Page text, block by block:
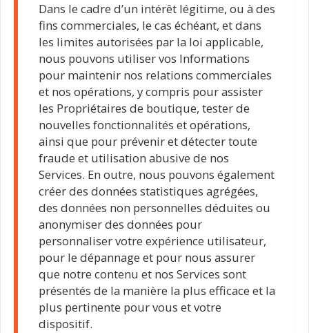
Dans le cadre d’un intérêt légitime, ou à des
fins commerciales, le cas échéant, et dans
les limites autorisées par la loi applicable,
nous pouvons utiliser vos Informations
pour maintenir nos relations commerciales
et nos opérations, y compris pour assister
les Propriétaires de boutique, tester de
nouvelles fonctionnalités et opérations,
ainsi que pour prévenir et détecter toute
fraude et utilisation abusive de nos
Services. En outre, nous pouvons également
créer des données statistiques agrégées,
des données non personnelles déduites ou
anonymiser des données pour
personnaliser votre expérience utilisateur,
pour le dépannage et pour nous assurer
que notre contenu et nos Services sont
présentés de la manière la plus efficace et la
plus pertinente pour vous et votre
dispositif.